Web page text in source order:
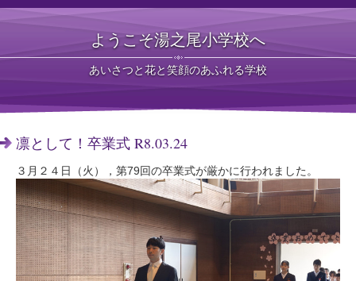
ようこそ湯之尾小学校へ
あいさつと花と笑顔のあふれる学校
凛として！卒業式 R8.03.24
３月２４日（火），第79回の卒業式が厳かに行われました。